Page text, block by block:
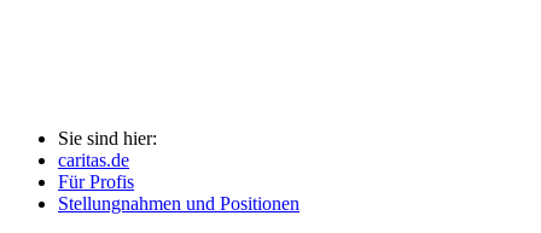
Sie sind hier:
caritas.de
Für Profis
Stellungnahmen und Positionen